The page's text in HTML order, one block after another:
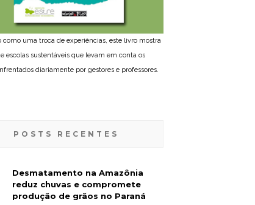
como uma troca de experiências, este livro mostra
escolas sustentáveis que levam em conta os
diariamente por gestores e professores.
POSTS RECENTES
Desmatamento na Amazônia
reduz chuvas e compromete
produção de grãos no Paraná